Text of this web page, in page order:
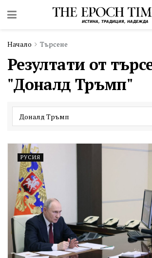
Начало Търсене
Резултати от
"Доналд Тръмп"
РУСИЯ